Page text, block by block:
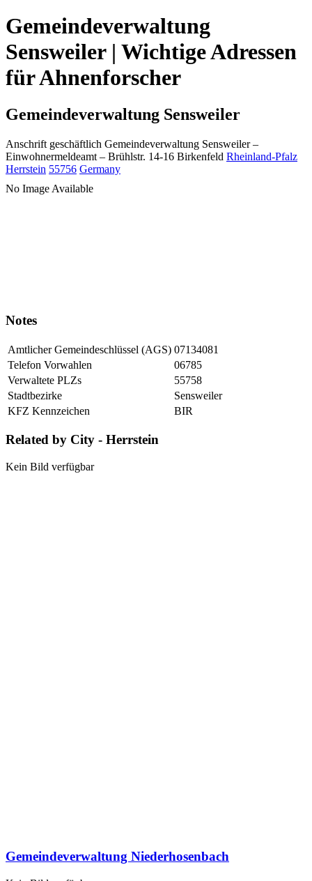
Gemeindeverwaltung
Sensweiler | Wichtige Adressen
für Ahnenforscher
Gemeindeverwaltung Sensweiler
Anschrift geschäftlich Gemeindeverwaltung Sensweiler –
Einwohnermeldeamt – Brühlstr. 14-16 Birkenfeld Rheinland-Pfalz
Herrstein 55756 Germany
No Image Available
Notes
Amtlicher Gemeindeschlüssel (AGS) 07134081
Telefon Vorwahlen
06785
Verwaltete PLZs
55758
Stadtbezirke
Sensweiler
KFZ Kennzeichen
BIR
Related by City - Herrstein
Kein Bild verfügbar
Gemeindeverwaltung Niederhosenbach